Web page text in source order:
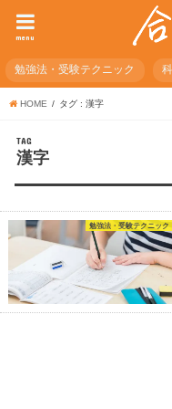
menu
勉強法・受験テクニック
HOME タグ : 漢字
TAG
漢字
勉強法・受験テクニック